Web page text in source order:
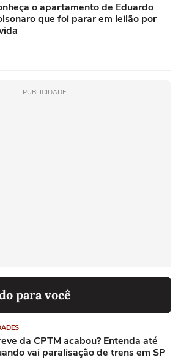
o apartamento de Eduardo
que foi parar em leilão por
PUBLICIDADE
para você
da CPTM acabou? Entenda até
vai paralisação de trens em SP